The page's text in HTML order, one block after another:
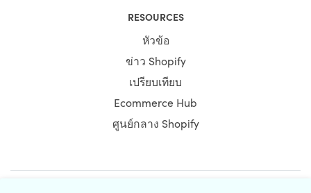
and marketing techniques utilized to obtain traffic,
engage visitors and after that convert them into
prospects or buyers using a clearly defined strategy that
meets several pre-defined objectives.
Page speed, an in-depth performance analysis,
website, or how long your content and images take to
RESOURCES
หัวข้อ
ข่าว Shopify
เปรียบเทียบ
Ecommerce Hub
ศูนย์กลาง Shopify